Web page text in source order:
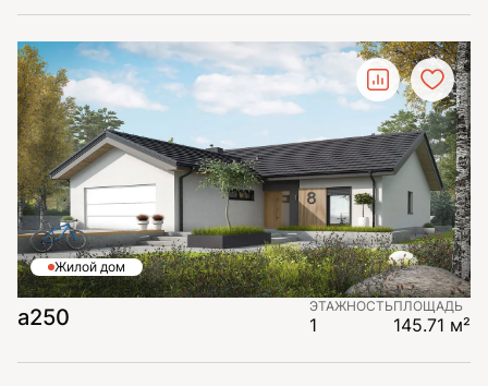
Жилой дом
а250 ЭТАЖНОСТЬ
1
ПЛОЩАДЬ
145.71 м²